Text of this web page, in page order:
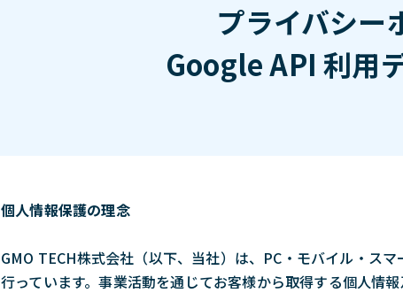
プライバシー
Google API 利用
個人情報保護の理念
GMO TECH株式会社（以下、当社）は、PC・モバイル・ス
行っています。事業活動を通じてお客様から取得する個人情